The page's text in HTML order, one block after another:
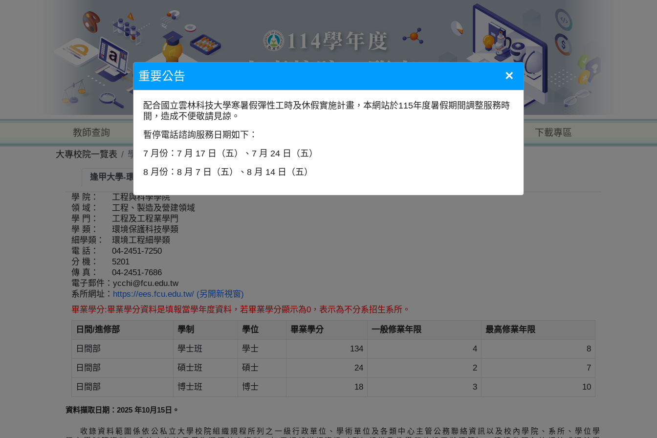
教師查詢 學校查詢 以學門找學校 下載專區
大專校院一覽表 學系資訊
逢甲大學-環境工程與科學學系 師資
學 院：
工程與科學學院
領 域：
工程、製造及營建領域
學 門：
工程及工程業學門
學 類：
環境保護科技學類
細學類：
環境工程細學類
電 話：
04-2451-7250
分 機：
5201
傳 真：
04-2451-7686
電子郵件： ycchi@fcu.edu.tw
系所網址： https://ees.fcu.edu.tw/ (另開新視窗)
畢業學分:畢業學分資料是填報當學年度資料，若畢業學分顯示為0，表示為不分系招生系所。
日間/進修部 學制 學位 畢業學分 一般修業年限 最高修業年限
日間部 學士班 學士 134 4 8
日間部 碩士班 碩士 24 2 7
日間部 博士班 博士 18 3 10
資料擷取日期：2025 年10月15日。
收錄資料範圍係依公私立大學校院組織規程所列之一級行政單位、學術單位及各類中心主管公務聯絡資訊以及校內學院、系所、學位學
重要公告 ×
配合國立雲林科技大學寒暑假彈性工時及休假實施計畫，本網站於115年度暑假期間調整服務時
間，造成不便敬請見諒。
暫停電話諮詢服務日期如下：
7 月份：7 月 17 日（五）、7 月 24 日（五）
8 月份：8 月 7 日（五）、8 月 14 日（五）